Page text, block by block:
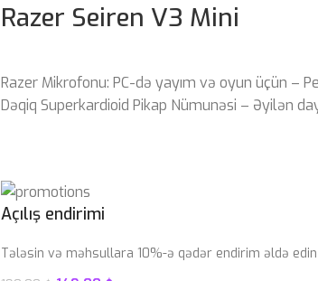
Razer Seiren V3 Mini
Razer Mikrofonu: PC-də yayım və oyun üçün –
Dəqiq Superkardioid Pikap Nümunəsi – Əyilən
Açılış endirimi
Tələsin və məhsullara 10%-ə qədər endirim əldə edin